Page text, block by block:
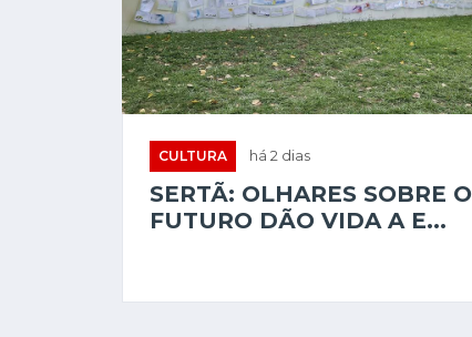
CULTURA há 2 dias
SERTÃ: OLHARES SOBRE O
FUTURO DÃO VIDA A E...